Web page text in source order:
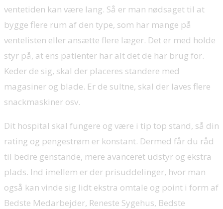
ventetiden kan være lang. Så er man nødsaget til at
bygge flere rum af den type, som har mange på
ventelisten eller ansætte flere læger. Det er med holde
styr på, at ens patienter har alt det de har brug for.
Keder de sig, skal der placeres standere med
magasiner og blade. Er de sultne, skal der laves flere
snackmaskiner osv.
Dit hospital skal fungere og være i tip top stand, så din
rating og pengestrøm er konstant. Dermed får du råd
til bedre genstande, mere avanceret udstyr og ekstra
plads. Ind imellem er der prisuddelinger, hvor man
også kan vinde sig lidt ekstra omtale og point i form af
Bedste Medarbejder, Reneste Sygehus, Bedste